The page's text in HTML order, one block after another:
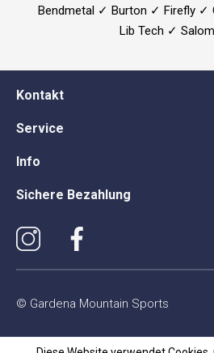
Bendmetal ✓ Burton ✓ Firefly ✓
Lib Tech ✓
Kontakt
Service
Info
Sichere Bezahlung
© Gardena Mountain Sports